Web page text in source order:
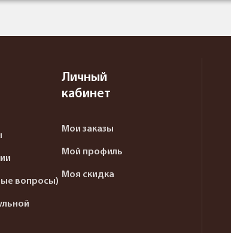
вопросы)
Личный
кабинет
Мои заказы
Мой профиль
Моя скидка